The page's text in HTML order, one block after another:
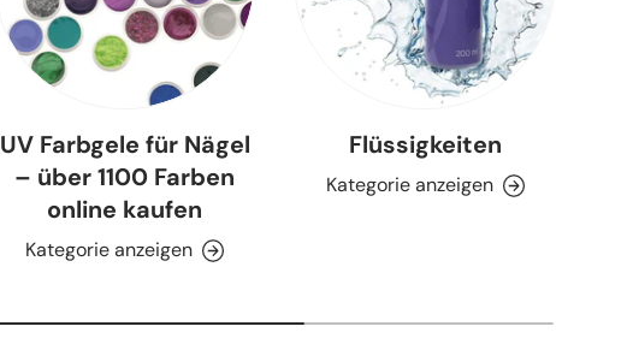
UV Farbgele für Nägel
– über 1100 Farben
online kaufen
Kategorie anzeigen
Flüssigkeiten
Kategorie anzeigen